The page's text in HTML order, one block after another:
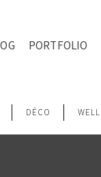
PORTFOLIO
DÉCO